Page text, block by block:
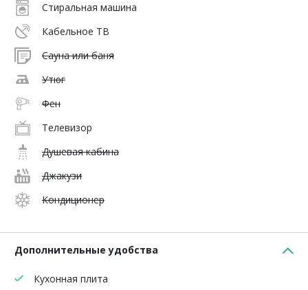
Стиральная машина
Кабельное ТВ
Сауна или баня
Утюг
Фен
Телевизор
Душевая кабина
Джакузи
Кондиционер
Дополнительные удобства
Кухонная плита